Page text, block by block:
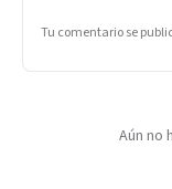
Tu comentario se
Aún no